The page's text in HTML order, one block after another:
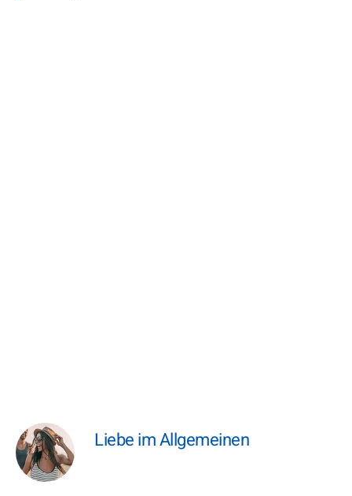
Liebe im Allgemeinen